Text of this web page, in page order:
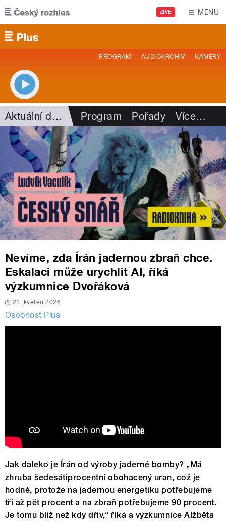
Přejít k hlavnímu obsahu
ŽIVĚ MENU
PROGRAM AUDIOARCHIV KAMERY
Aktuální dění Program Pořady Více…
Nevíme, zda Írán jadernou zbraň chce.
Eskalaci může urychlit AI, říká
výzkumnice Dvořáková
21. květen 2026
Osobnost Plus
Jak daleko je Írán od výroby jaderné bomby? „Má
zhruba šedesátiprocentní obohacený uran, což je
hodně, protože na jadernou energetiku potřebujeme
tři až pět procent a na zbraň potřebujeme 90 procent.
Je tomu blíž než kdy dřív,“ říká a výzkumnice Alžběta